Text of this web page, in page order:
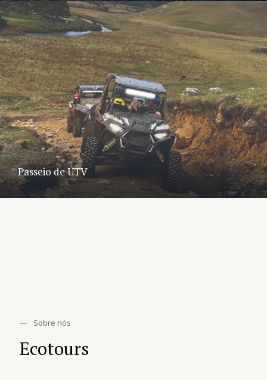
Passeio de UTV
— Sobre nós
Ecotours